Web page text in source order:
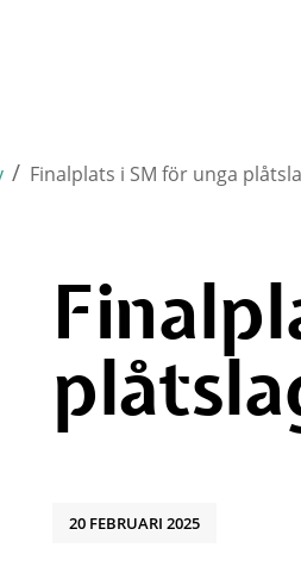
/ Finalplats i SM för unga
20 FEBRUARI 2025